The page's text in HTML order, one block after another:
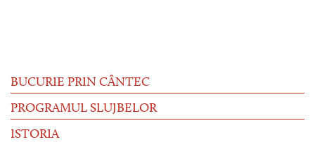
BUCURIE PRIN CÂNTEC
PROGRAMUL SLUJBELOR
ISTORIA